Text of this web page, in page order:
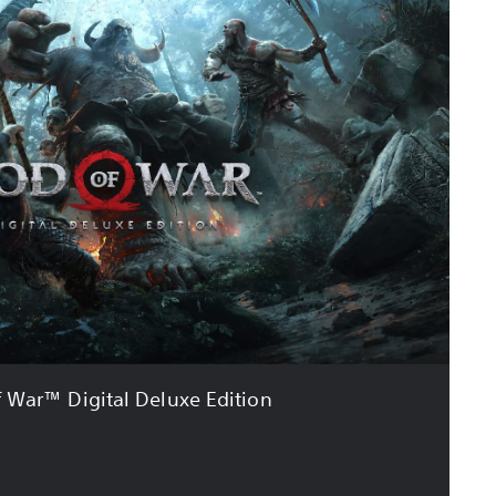
War™ Digital Deluxe Edition